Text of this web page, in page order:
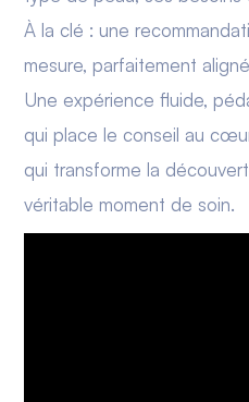
À la clé : une
mesure, parfaitement
Une expérience fluide,
qui place le conseil au
qui transforme la
véritable moment de soin.